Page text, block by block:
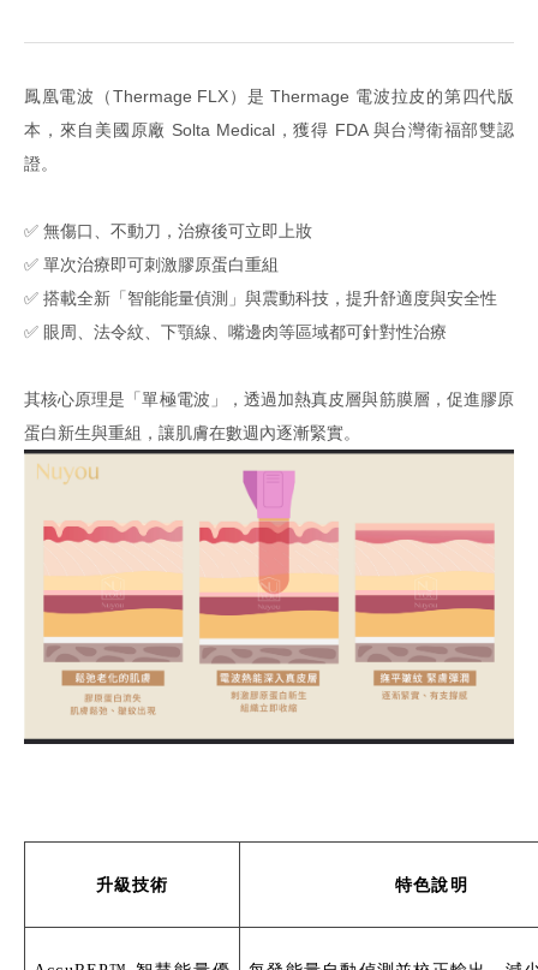
鳳凰電波（Thermage FLX）是 Thermage 電波拉皮的第四代版
本，來自美國原廠 Solta Medical，獲得 FDA 與台灣衛福部雙認
證。
✅ 無傷口、不動刀，治療後可立即上妝
✅ 單次治療即可刺激膠原蛋白重組
✅ 搭載全新「智能能量偵測」與震動科技，提升舒適度與安全性
✅ 眼周、法令紋、下顎線、嘴邊肉等區域都可針對性治療
其核心原理是「單極電波」，透過加熱真皮層與筋膜層，促進膠原
蛋白新生與重組，讓肌膚在數週內逐漸緊實。
升級技術 特色說明